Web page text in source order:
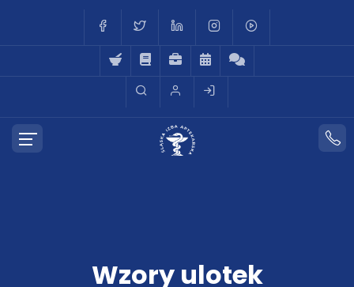
Wzory ulotek